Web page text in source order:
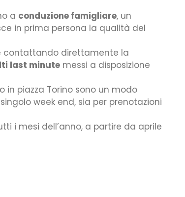
a conduzione famigliare, un
in prima persona la qualità del
contattando direttamente la
last minute messi a disposizione
in piazza Torino sono un modo
week end, sia per prenotazioni
i mesi dell’anno, a partire da aprile